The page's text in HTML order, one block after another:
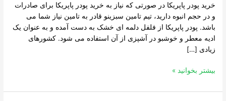
خرید پودر پاپریکا در صورتی که نیاز به خرید پودر پاپریکا برای صادرات
و در حجم انبوه دارید، تیم تامین سبزینو قادر به تامین نیاز شما می
باشد. پودر پاپریکا از فلفل دلمه ای خشک به دست آمده و به عنوان یک
ادیه معطر و خوشبو در آشپزی از آن استفاده می شود. کشورهای
زیادی […]
بیشتر بخوانید »